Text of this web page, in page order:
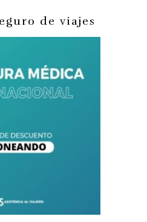
de viajes